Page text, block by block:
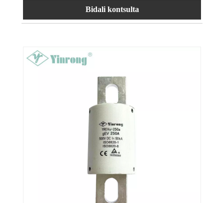
Bidali kontsulta